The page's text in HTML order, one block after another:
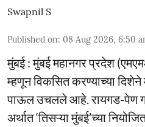
Swapnil S
Published on: 08 Aug 2026, 6:50
मुंबई : मुंबई महानगर प्रदेश
म्हणून विकसित करण्याच्या दिशेने
पाऊल उचलले आहे. रायगड-पेण
अर्थात ‘तिसऱ्या मुंबई’च्या